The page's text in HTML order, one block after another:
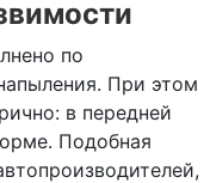
по
При этом
в передней
Подобная